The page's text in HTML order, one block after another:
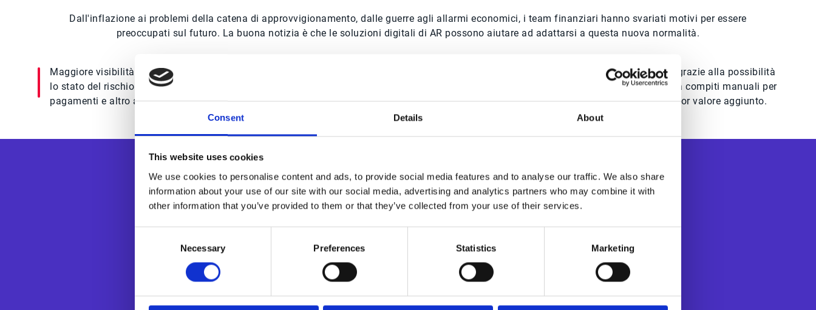
Consent Details About
This website uses cookies
We use cookies to personalise content and ads, to provide social media features and to analyse our traffic. We also share
information about your use of our site with our social media, advertising and analytics partners who may combine it with
other information that you’ve provided to them or that they’ve collected from your use of their services.
Necessary Preferences Statistics Marketing
Dall'inflazione ai problemi della catena di approvvigionamento, dalle guerre agli allarmi economici, i team finanziari hanno svariati motivi per essere
preoccupati sul futuro. La buona notizia è che le soluzioni digitali di AR possono aiutare ad adattarsi a questa nuova normalità.
Maggiore visibilità su metriche chiave come
lo stato del rischio di credito, i dati sui
pagamenti e altro ancora.
flussi di informazioni
Miglioramento della CX grazie alla possibilità
di liberare il personale da compiti manuali per
svolgere attività a maggior valore aggiunto.
A proposito di Esker
Esker è un’azienda leader a livello mondiale nel settore dei software per l’automatizzazione
dei processi documentali cloud-based che aiutano le divisioni finanza e customer service a
di Esker, utilizzate da oltre 6.000 aziende in tutto il mondo, contengono tecnologie come